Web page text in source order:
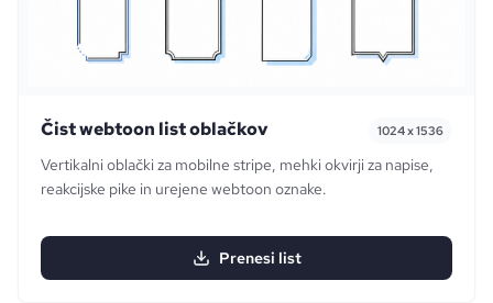
Čist webtoon list oblačkov 1024 x 1536
Vertikalni oblački za mobilne stripe, mehki okvirji za napise,
reakcijske pike in urejene webtoon oznake.
Prenesi list